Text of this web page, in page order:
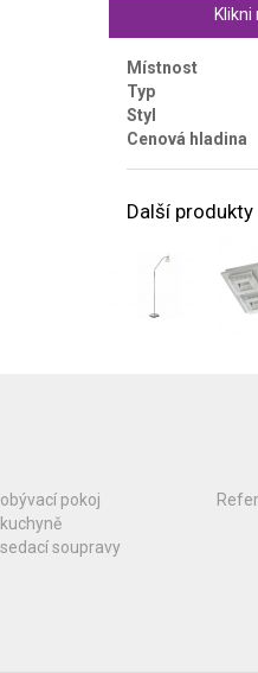
Místnost
Typ
Styl
Cenová hladina
Další
pokoj
soupravy